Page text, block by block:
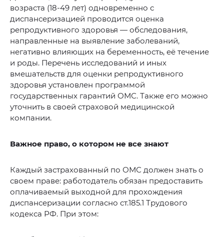
возраста (18-49 лет) одновременно с
диспансеризацией проводится оценка
репродуктивного здоровья — обследования,
направленные на выявление заболеваний,
негативно влияющих на беременность, её течение
и роды. Перечень исследований и иных
вмешательств для оценки репродуктивного
здоровья установлен программой
государственных гарантий ОМС. Также его можно
уточнить в своей страховой медицинской
компании.
Важное право, о котором не все знают
Каждый застрахованный по ОМС должен знать о
своем праве: работодатель обязан предоставить
оплачиваемый выходной для прохождения
диспансеризации согласно ст.185.1 Трудового
кодекса РФ. При этом: